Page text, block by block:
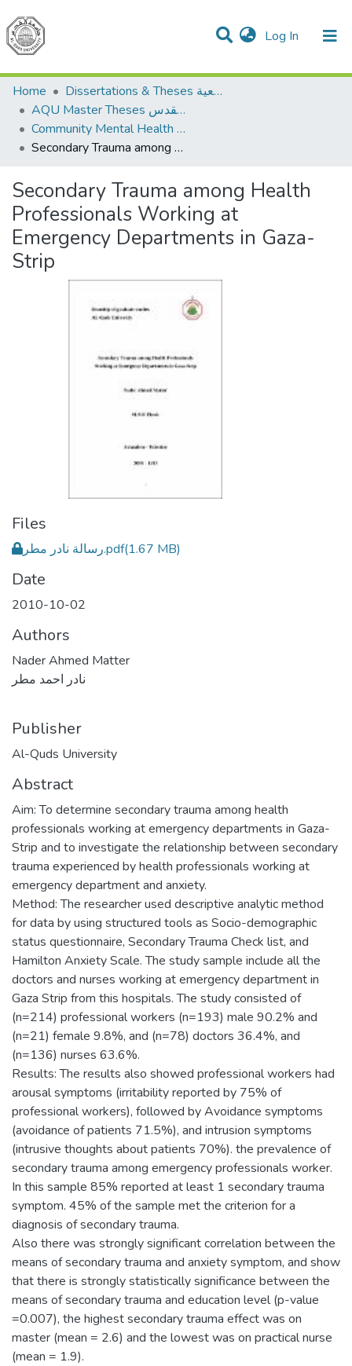
Log In (current)
Communities & Collections
All of DSpace
Home
Dissertations & Theses الرسائل الجامعية
AQU Master Theses الرسائل الجامعية الخاصة بجامعة القدس
Community Mental Health الصحة النفسية المجتمعية
Secondary Trauma among Health Professionals Working at Emergency Departments in Gaza-Strip
Secondary Trauma among Health
Professionals Working at
Emergency Departments in Gaza-
Strip
Files
رسالة نادر مطر.pdf(1.67 MB)
Date
2010-10-02
Authors
Nader Ahmed Matter
نادر احمد مطر
Publisher
Al-Quds University
Abstract
Aim: To determine secondary trauma among health
professionals working at emergency departments in Gaza-
Strip and to investigate the relationship between secondary
trauma experienced by health professionals working at
emergency department and anxiety.
Method: The researcher used descriptive analytic method
for data by using structured tools as Socio-demographic
status questionnaire, Secondary Trauma Check list, and
Hamilton Anxiety Scale. The study sample include all the
doctors and nurses working at emergency department in
Gaza Strip from this hospitals. The study consisted of
(n=214) professional workers (n=193) male 90.2% and
(n=21) female 9.8%, and (n=78) doctors 36.4%, and
(n=136) nurses 63.6%.
Results: The results also showed professional workers had
arousal symptoms (irritability reported by 75% of
professional workers), followed by Avoidance symptoms
(avoidance of patients 71.5%), and intrusion symptoms
(intrusive thoughts about patients 70%). the prevalence of
secondary trauma among emergency professionals worker.
In this sample 85% reported at least 1 secondary trauma
symptom. 45% of the sample met the criterion for a
diagnosis of secondary trauma.
Also there was strongly significant correlation between the
means of secondary trauma and anxiety symptom, and show
that there is strongly statistically significance between the
means of secondary trauma and education level (p-value
=0.007), the highest secondary trauma effect was on
master (mean = 2.6) and the lowest was on practical nurse
(mean = 1.9).